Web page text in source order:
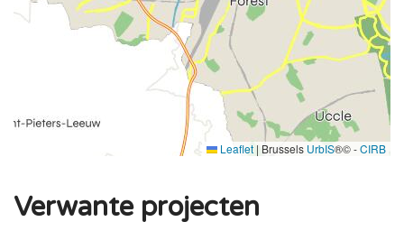
Leaflet | Brussels UrbIS®© -CIRB
Verwante projecten